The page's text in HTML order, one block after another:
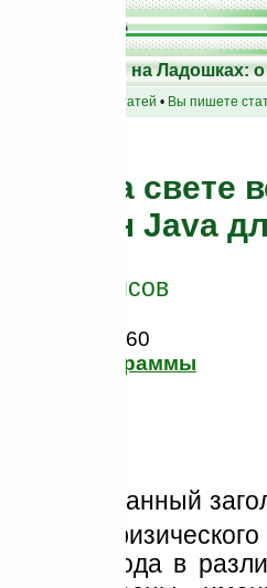
25
Статьи на Ладошках:
список групп статей • Вы пишете
Кто на свете
машин Java
Антон Борисов
всего: 10860
Программы
смущает данный
байт-кода в